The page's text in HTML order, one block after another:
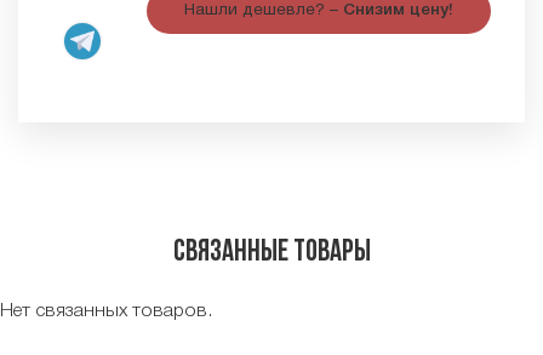
Нашли дешевле? – Снизим цену!
Связанные товары
Нет связанных товаров.